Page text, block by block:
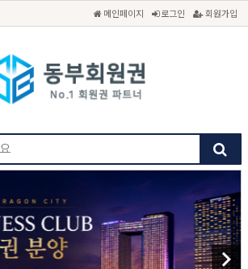
메인페이지 로그인 회원가입
keyboard_arrow_right